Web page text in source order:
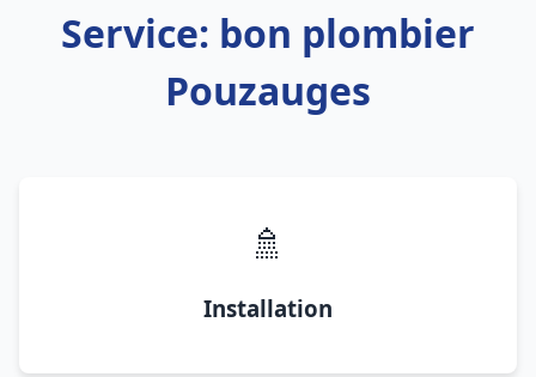
Service: bon plombier
Pouzauges
🚿
Installation